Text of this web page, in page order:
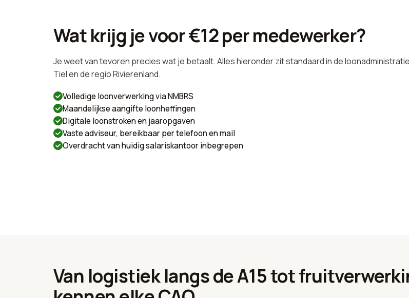
Wat krijg je voor €12 per medewerker?
Je weet van tevoren precies wat je betaalt. Alles hieronder zit standaard in de
Tiel en de regio Rivierenland.
Volledige loonverwerking via NMBRS
Maandelijkse aangifte loonheffingen
Digitale loonstroken en jaaropgaven
Vaste adviseur, bereikbaar per telefoon en mail
Overdracht van huidig salariskantoor inbegrepen
Van logistiek langs de A15 tot